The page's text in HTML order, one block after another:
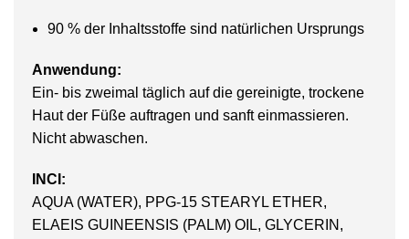
90 % der Inhaltsstoffe sind natürlichen Ursprungs
Anwendung:
Ein- bis zweimal täglich auf die gereinigte, trockene
Haut der Füße auftragen und sanft einmassieren.
Nicht abwaschen.
INCI:
AQUA (WATER), PPG-15 STEARYL ETHER,
ELAEIS GUINEENSIS (PALM) OIL, GLYCERIN,